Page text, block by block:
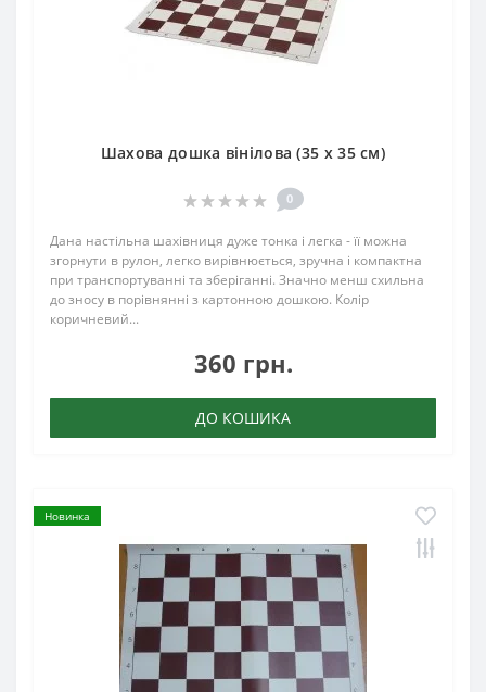
Шахова дошка вінілова (35 х 35 см)
0
Дана настільна шахівниця дуже тонка і легка - її можна
згорнути в рулон, легко вирівнюється, зручна і компактна
при транспортуванні та зберіганні. Значно менш схильна
до зносу в порівнянні з картонною дошкою. Колір
коричневий...
360 грн.
ДО КОШИКА
Новинка